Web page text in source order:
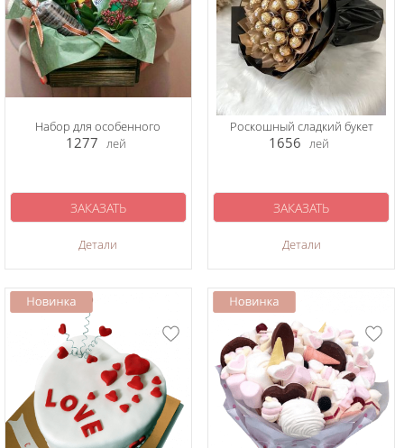
Набор для особенного
1277 лей
Детали
ЗАКАЗАТЬ
Роскошный сладкий букет
1656 лей
Детали
ЗАКАЗАТЬ